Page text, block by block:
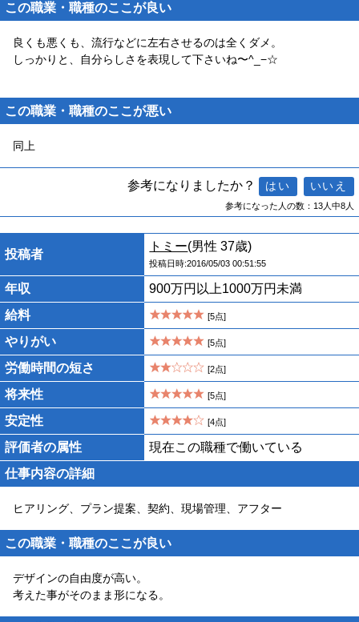
この職業・職種のここが良い
良くも悪くも、流行などに左右させるのは全くダメ。
しっかりと、自分らしさを表現して下さいね〜^_−☆
この職業・職種のここが悪い
同上
参考になりましたか？
参考になった人の数：13人中8人
投稿者
トミー(男性 37歳)
投稿日時:2016/05/03 00:51:55
年収
900万円以上1000万円未満
給料
[5点]
やりがい [5点]
労働時間の短さ [2点]
将来性 [5点]
安定性 [4点]
評価者の属性
現在この職種で働いている
仕事内容の詳細
ヒアリング、プラン提案、契約、現場管理、アフター
この職業・職種のここが良い
デザインの自由度が高い。
考えた事がそのまま形になる。